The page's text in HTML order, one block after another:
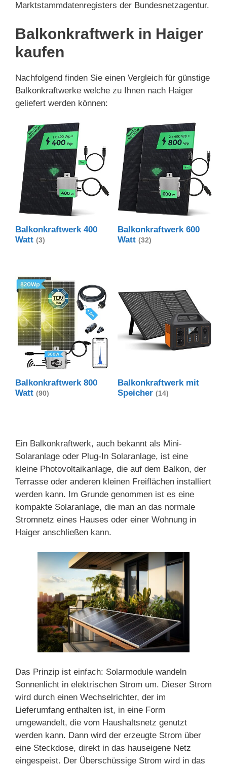
Marktstammdatenregisters der Bundesnetzagentur.
Balkonkraftwerk in Haiger
kaufen
Nachfolgend finden Sie einen Vergleich für günstige
Balkonkraftwerke welche zu Ihnen nach Haiger
geliefert werden können:
Balkonkraftwerk 400
Watt (3)
Balkonkraftwerk 600
Watt (32)
Balkonkraftwerk 800
Watt (90)
Balkonkraftwerk mit
Speicher (14)
Ein Balkonkraftwerk, auch bekannt als Mini-
Solaranlage oder Plug-In Solaranlage, ist eine
kleine Photovoltaikanlage, die auf dem Balkon, der
Terrasse oder anderen kleinen Freiflächen installiert
werden kann. Im Grunde genommen ist es eine
kompakte Solaranlage, die man an das normale
Stromnetz eines Hauses oder einer Wohnung in
Haiger anschließen kann.
Das Prinzip ist einfach: Solarmodule wandeln
Sonnenlicht in elektrischen Strom um. Dieser Strom
wird durch einen Wechselrichter, der im
Lieferumfang enthalten ist, in eine Form
umgewandelt, die vom Haushaltsnetz genutzt
werden kann. Dann wird der erzeugte Strom über
eine Steckdose, direkt in das hauseigene Netz
eingespeist. Der Überschüssige Strom wird in das